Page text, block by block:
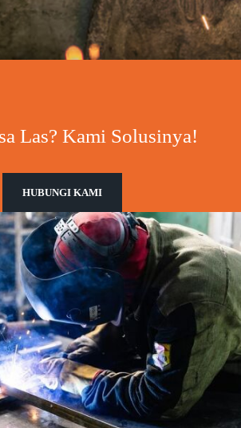
Las? Kami Solusinya!
HUBUNGI KAMI